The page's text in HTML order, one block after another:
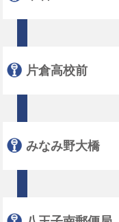
片倉高校前
みなみ野大橋